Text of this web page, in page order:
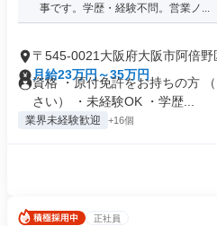
事です。学歴・経験不問。営業ノ...
〒545-0021大阪府大阪市阿倍野
月給23万円～35万円
資格 ・原付免許をお持ちの方
さい） ・未経験OK ・学歴...
業界未経験歓迎 +16個
正社員